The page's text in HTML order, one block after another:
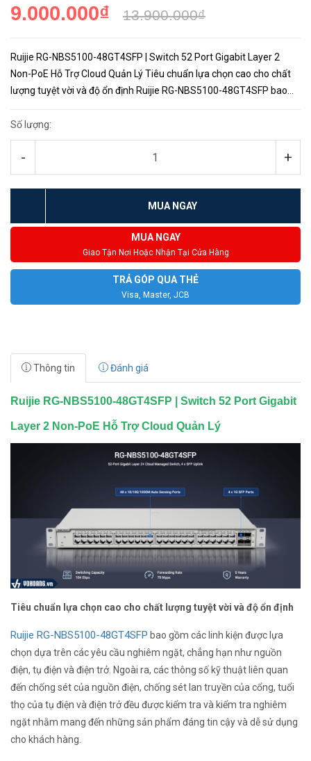
9.000.000₫ 13.900.000₫
Ruijie RG-NBS5100-48GT4SFP | Switch 52 Port Gigabit Layer 2
Non-PoE Hỗ Trợ Cloud Quản Lý Tiêu chuẩn lựa chọn cao cho chất
lượng tuyệt vời và độ ổn định Ruijie RG-NBS5100-48GT4SFP bao
Số lượng:
- +
MUA NGAY
MUA NGAY
Giao Tận Nơi Hoặc Nhận Tại Cửa Hàng
TRẢ GÓP QUA THẺ
Visa, Master, JCB
Thông tin Đánh giá
Ruijie RG-NBS5100-48GT4SFP | Switch 52 Port Gigabit
Layer 2 Non-PoE Hỗ Trợ Cloud Quản Lý
Tiêu chuẩn lựa chọn cao cho chất lượng tuyệt vời và độ ổn định
Ruijie RG-NBS5100-48GT4SFP bao gồm các linh kiện được lựa
chọn dựa trên các yêu cầu nghiêm ngặt, chẳng hạn như nguồn
điện, tụ điện và điện trở. Ngoài ra, các thông số kỹ thuật liên quan
đến chống sét của nguồn điện, chống sét lan truyền của cổng, tuổi
thọ của tụ điện và điện trở đều được kiểm tra và kiểm tra nghiêm
ngặt nhằm mang đến những sản phẩm đáng tin cậy và dễ sử dụng
cho khách hàng.